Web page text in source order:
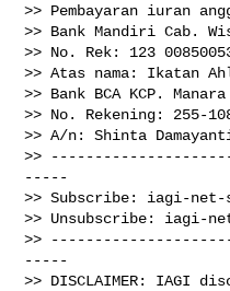
>> Pembayaran iuran
>> Bank Mandiri Cab.
>> No. Rek: 123
>> Atas nama: Ikatan
>> Bank BCA KCP.
>> No. Rekening: 255-
>> A/n: Shinta
>>
-----
>> Subscribe: iagi-net-
>> Unsubscribe: iagi-
>>
-----
>> DISCLAIMER: IAGI